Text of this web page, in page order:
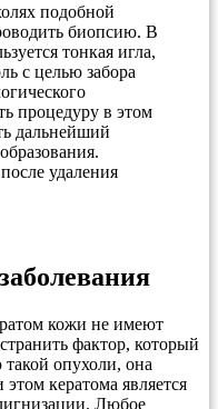
подобной
биопсию. В
тонкая игла,
с целью забора
процедуру в этом
дальнейший
удаления
кожи не имеют
фактор, который
опухоли, она
кератома является
Любое